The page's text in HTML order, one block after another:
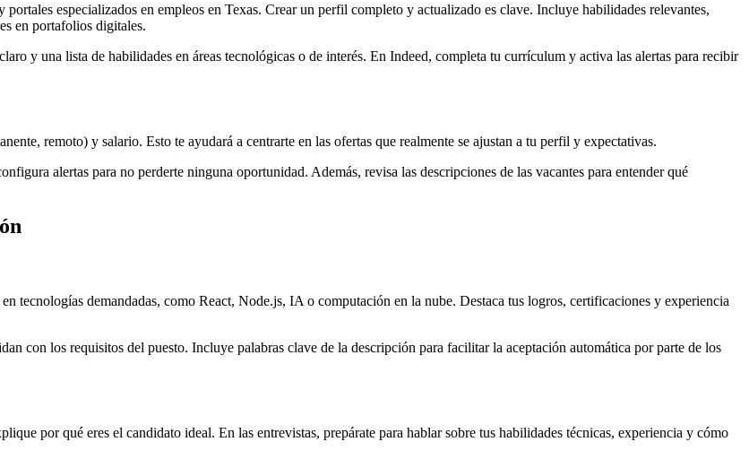
especializados en empleos en Texas. Crear un perfil completo y actualizado es clave. Incluye habilidades relevantes,
en portafolios digitales.
y una lista de habilidades en áreas tecnológicas o de interés. En Indeed, completa tu currículum y activa las alertas para recibir
remoto) y salario. Esto te ayudará a centrarte en las ofertas que realmente se ajustan a tu perfil y expectativas.
alertas para no perderte ninguna oportunidad. Además, revisa las descripciones de las vacantes para entender qué
tecnologías demandadas, como React, Node.js, IA o computación en la nube. Destaca tus logros, certificaciones y experiencia
con los requisitos del puesto. Incluye palabras clave de la descripción para facilitar la aceptación automática por parte de los
por qué eres el candidato ideal. En las entrevistas, prepárate para hablar sobre tus habilidades técnicas, experiencia y cómo